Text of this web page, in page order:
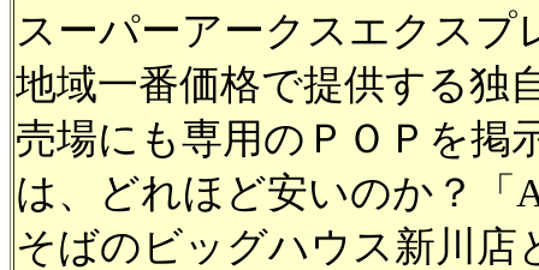
スーパーアークスエクスプ
地域一番価格で提供する独
売場にも専用のＰＯＰを
は、どれほど安いのか？「
そばのビッグハウス新川店